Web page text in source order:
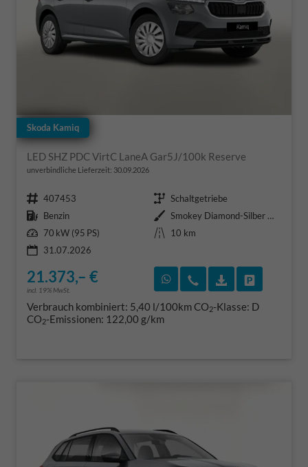
Skoda Kamiq
LED SHZ PDC VirtC LaneA Gar5J/100k Reserve
unverbindliche Lieferzeit: 30.09.2026
Fahrzeugnr. 407453 Getriebe Schaltgetriebe
Kraftstoff Benzin Außenfarbe
Smokey Diamond-Silber Metallic
Leistung 70 kW (95 PS) Kilometerstand
10 km
31.07.2026
21.373,– €
incl. 19% MwSt.
Rückruf vereinbaren
Wir rufen Sie an
Verbrauch kombiniert: 5,40 l/100kmCO2-Klasse: D
CO2-Emissionen: 122,00 g/km